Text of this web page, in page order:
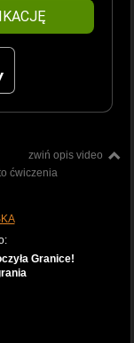
zwiń opis video
ćwiczenia
Granice!